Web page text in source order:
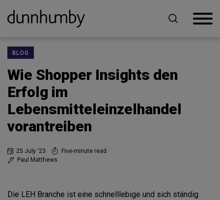
BLOG
Wie Shopper Insights den
Erfolg im
Lebensmitteleinzelhandel
vorantreiben
25 July ‘23
Five-minute read
Paul Matthews
Die LEH Branche ist eine schnelllebige und sich ständig